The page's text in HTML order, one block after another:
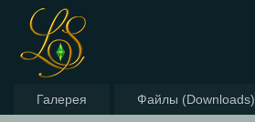
Галерея Файлы (Downloads)